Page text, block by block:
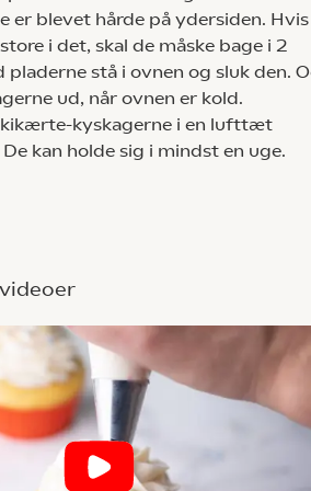
er blevet hårde på ydersiden. Hvis
i det, skal de måske bage i 2
pladerne stå i ovnen og sluk den.
ud, når ovnen er kold.
kyskagerne i en lufttæt
kan holde sig i mindst en uge.